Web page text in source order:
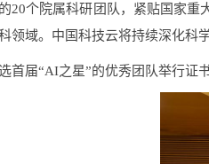
20个院属科研团队 ， 紧贴国家重
领域。中国科技云将持续深化科
首届“AI之星”的优秀团队举行证